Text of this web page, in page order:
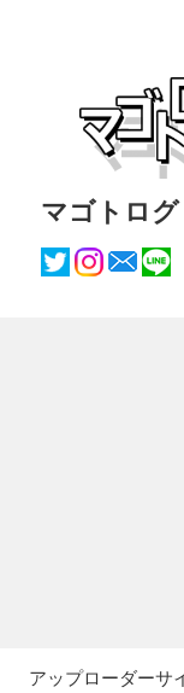
マゴトロ
アップローダーサ